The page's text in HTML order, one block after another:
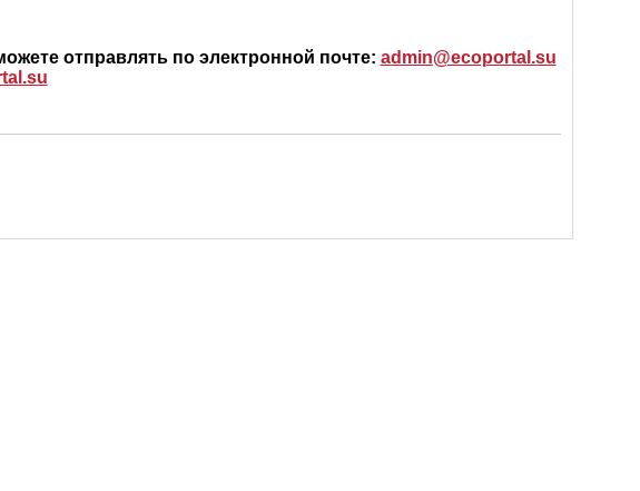
отправлять по электронной почте: admin@ecoportal.su